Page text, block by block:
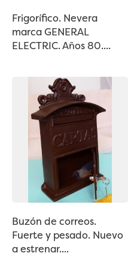
Frigorífico. Nevera
marca GENERAL
ELECTRIC. Años 80....
Buzón de correos.
Fuerte y pesado. Nuevo
a estrenar....